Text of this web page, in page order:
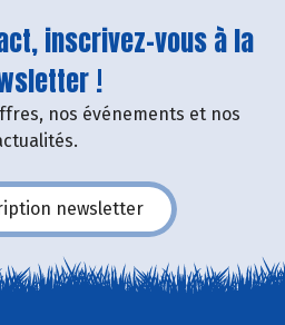
inscrivez-vous à la
!
nos événements et nos
newsletter